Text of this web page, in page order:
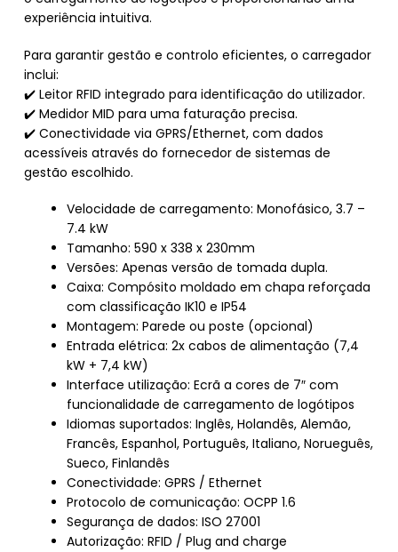
experiência intuitiva.
Para garantir gestão e controlo eficientes, o carregador
inclui:
✔️ Leitor RFID integrado para identificação do utilizador.
✔️ Medidor MID para uma faturação precisa.
✔️ Conectividade via GPRS/Ethernet, com dados
acessíveis através do fornecedor de sistemas de
gestão escolhido.
Velocidade de carregamento: Monofásico, 3.7 –
7.4 kW
Tamanho: 590 x 338 x 230mm
Versões: Apenas versão de tomada dupla.
Caixa: Compósito moldado em chapa reforçada
com classificação IK10 e IP54
Montagem: Parede ou poste (opcional)
Entrada elétrica: 2x cabos de alimentação (7,4
kW + 7,4 kW)
Interface utilização: Ecrã a cores de 7″ com
funcionalidade de carregamento de logótipos
Idiomas suportados: Inglês, Holandês, Alemão,
Francês, Espanhol, Português, Italiano, Norueguês,
Sueco, Finlandês
Conectividade: GPRS / Ethernet
Protocolo de comunicação: OCPP 1.6
Segurança de dados: ISO 27001
Autorização: RFID / Plug and charge